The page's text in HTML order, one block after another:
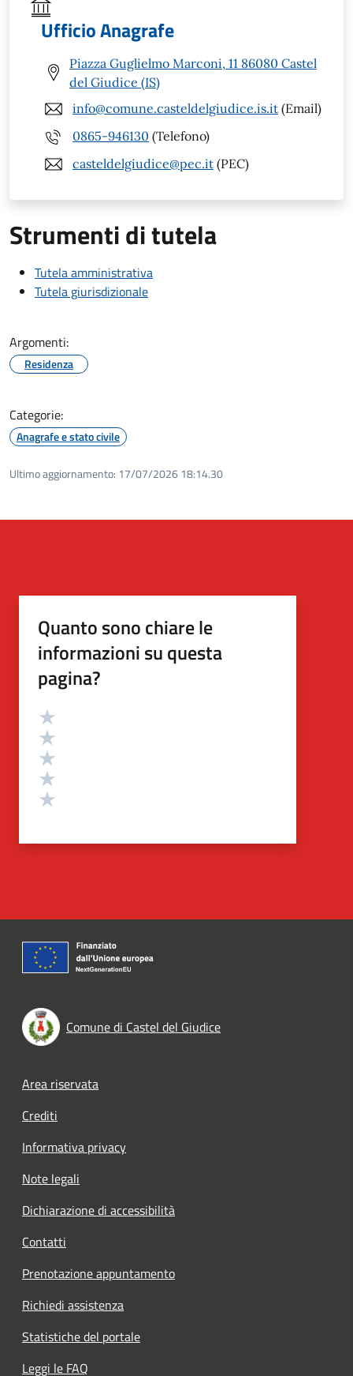
Ufficio Anagrafe
Piazza Guglielmo Marconi, 11 86080 Castel
del Giudice (IS)
info@comune.casteldelgiudice.is.it (Email)
0865-946130 (Telefono)
casteldelgiudice@pec.it (PEC)
Strumenti di tutela
Tutela amministrativa
Tutela giurisdizionale
Argomenti:
Residenza
Categorie:
Anagrafe e stato civile
Ultimo aggiornamento: 17/07/2026 18:14.30
Quanto sono chiare le
informazioni su questa
pagina?
Valutazione
Comune di Castel del Giudice
Footer menu
Area riservata
Crediti
Informativa privacy
Note legali
Dichiarazione di accessibilità
Contatti
Prenotazione appuntamento
Richiedi assistenza
Statistiche del portale
Leggi le FAQ